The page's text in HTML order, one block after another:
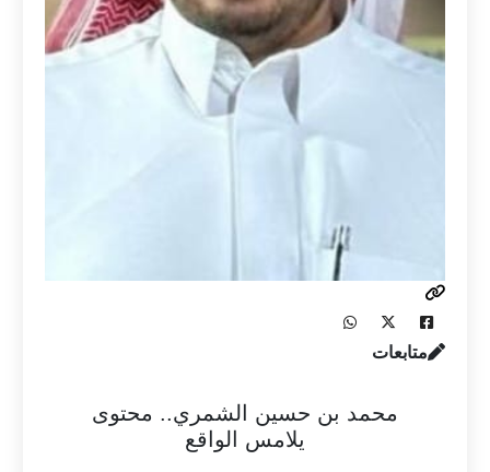
متابعات
محمد بن حسين الشمري.. محتوى
يلامس الواقع